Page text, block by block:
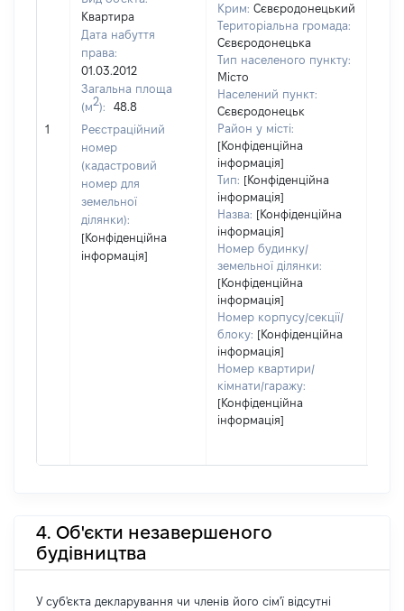
1
Квартира
Дата набуття
права:
01.03.2012
Загальна площа
(м2):
48.8
Реєстраційний
номер
(кадастровий
номер для
земельної
ділянки):
[Конфіденційна
інформація]
Крим: Сєвєродонецький
Територіальна громада:
Сєвєродонецька
Тип населеного пункту:
Місто
Населений пункт:
Сєвєродонецьк
Район у місті:
[Конфіденційна
інформація]
Тип: [Конфіденційна
інформація]
Назва: [Конфіденційна
інформація]
Номер будинку/
земельної ділянки:
[Конфіденційна
інформація]
Номер корпусу/секції/
блоку: [Конфіденційна
інформація]
Номер квартири/
кімнати/гаражу:
[Конфіденційна
інформація]
4. Об'єкти незавершеного
будівництва
У суб'єкта декларування чи членів його сім'ї відсутні